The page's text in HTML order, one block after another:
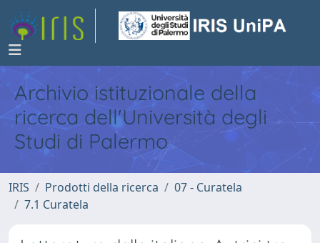
Archivio istituzionale della
ricerca dell'Università degli
Studi di Palermo
IRIS Prodotti della ricerca
07 - Curatela
7.1 Curatela